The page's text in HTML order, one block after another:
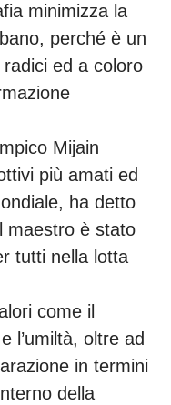
minimizza la
perché è un
ed a coloro
Mijain
più amati ed
ha detto
maestro è stato
tutti nella lotta
come il
l’umiltà, oltre ad
in termini
della